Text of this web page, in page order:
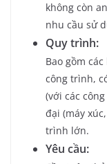
không còn
nhu cầu sử
Quy trình:
Bao gồm
công trình,
(với các
đại (máy
trình lớn.
Yêu cầu: